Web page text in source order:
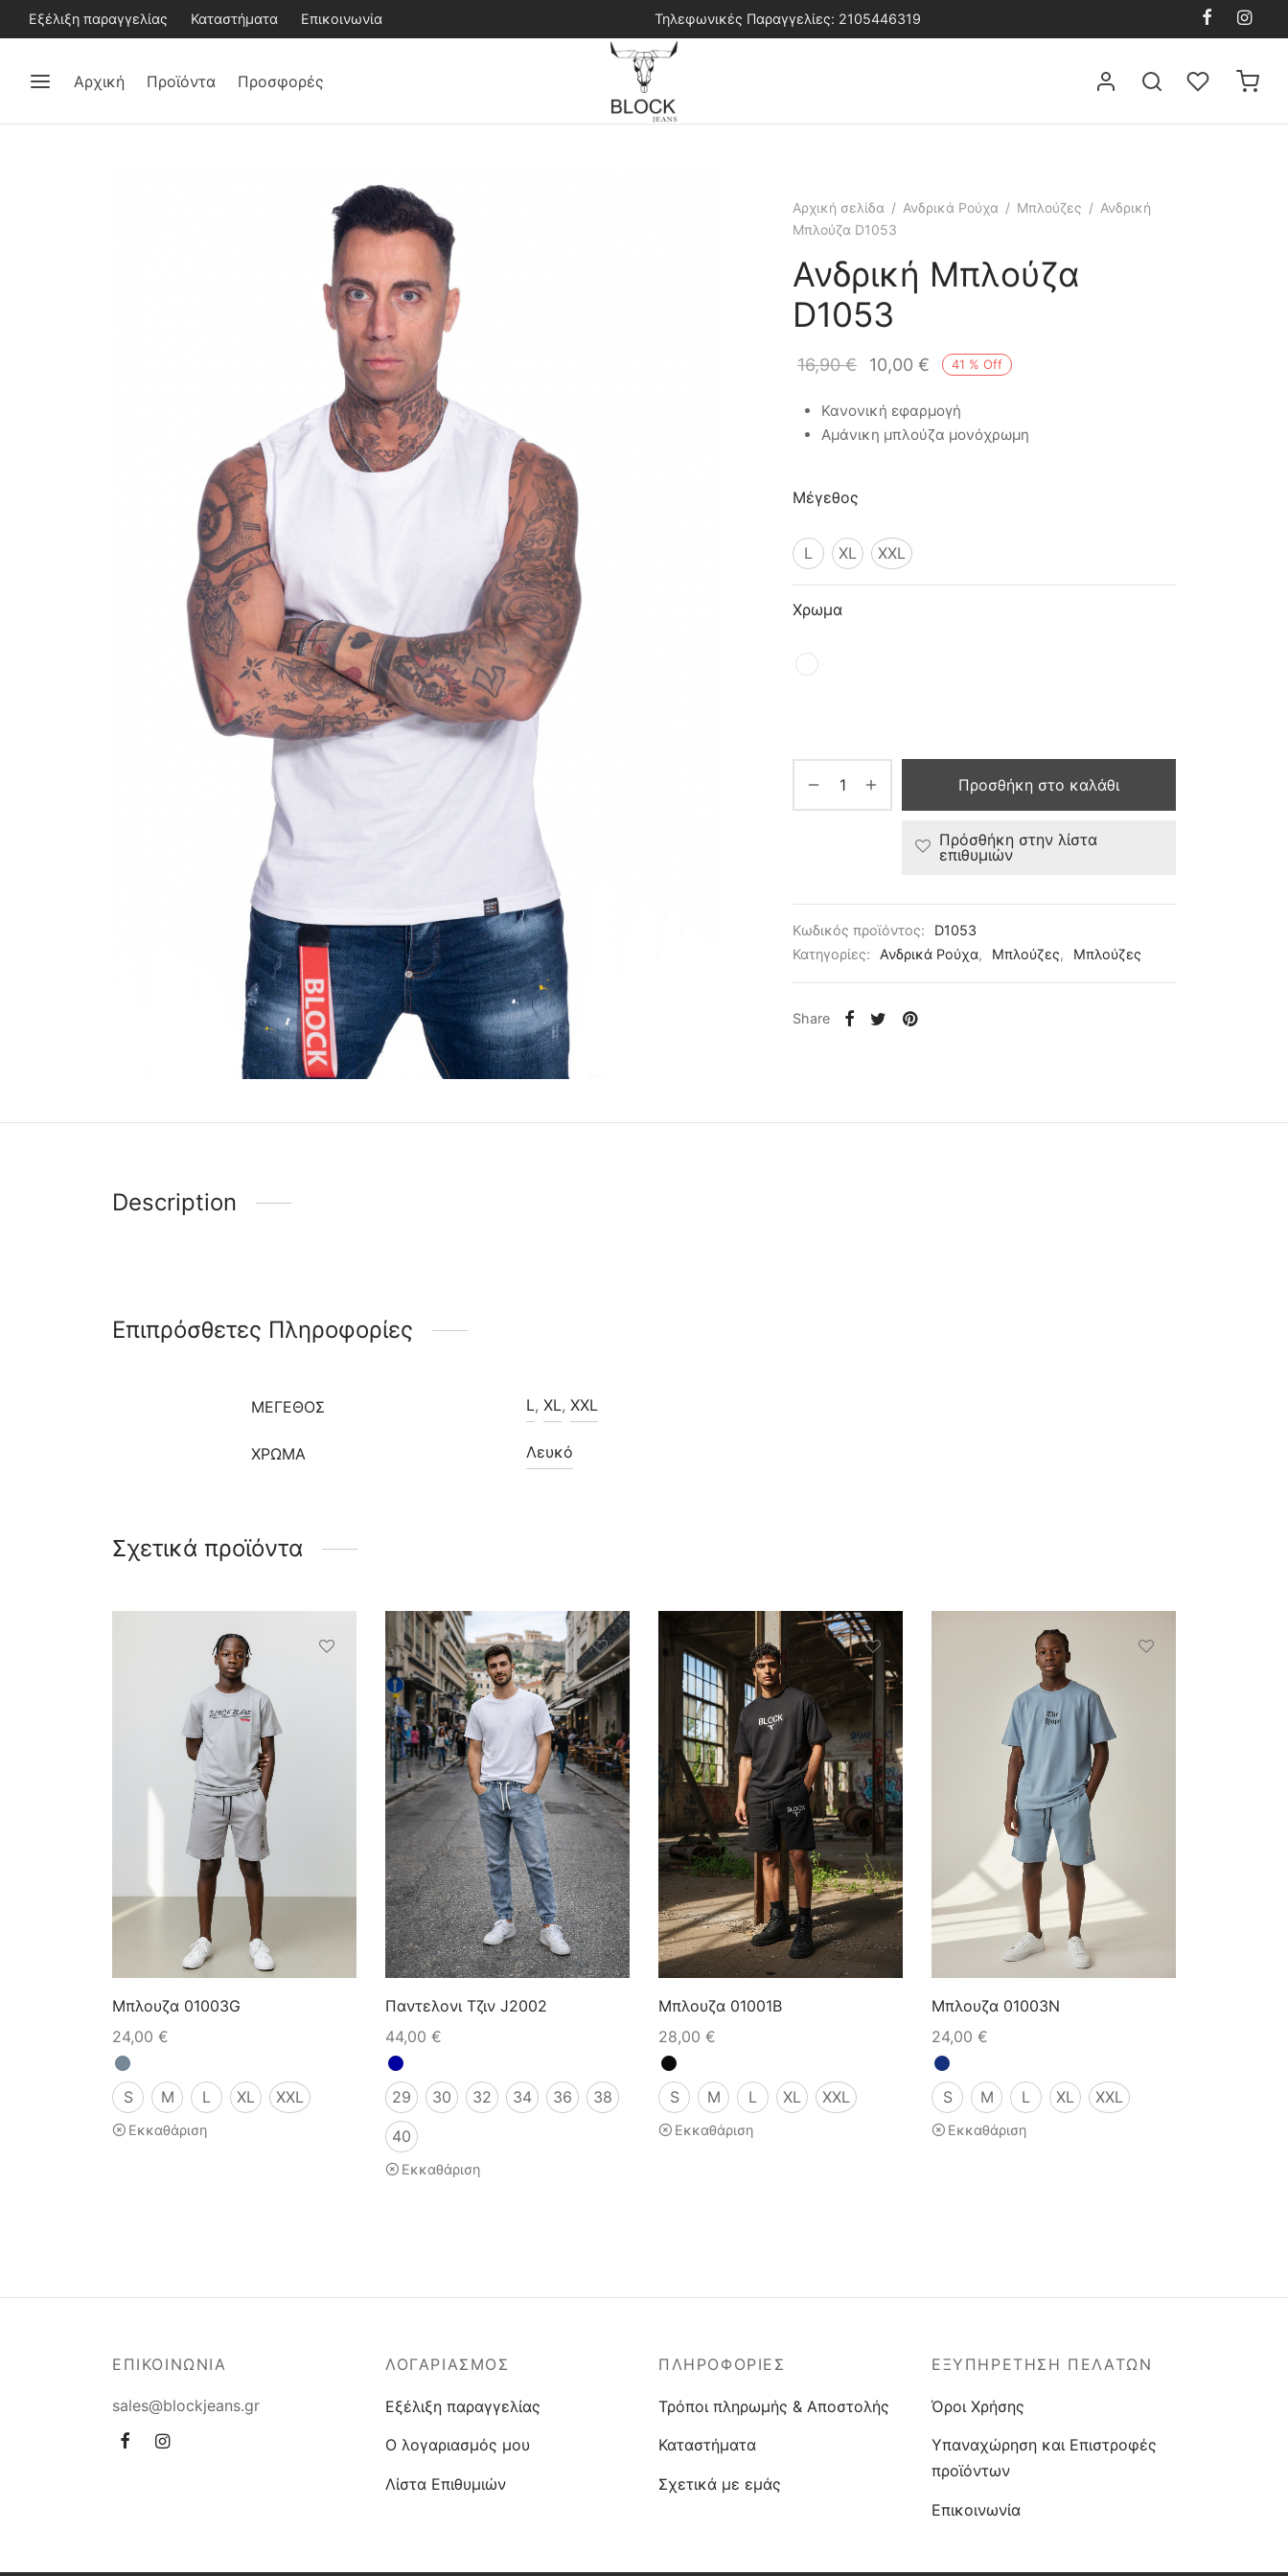
Εξέλιξη παραγγελίας Καταστήματα Επικοινωνία Τηλεφωνικές Παραγγελίες: 2105446319
Αρχική Προϊόντα Προσφορές
Αρχική σελίδα / Ανδρικά Ρούχα / Μπλούζες / Ανδρική
Μπλούζα D1053
Ανδρική Μπλούζα
D1053
41 % Off
16,90€ 10,00 €
Κανονική εφαρμογή
Αμάνικη μπλούζα μονόχρωμη
Μέγεθος
L XL XXL
Χρωμα
Προσθήκη στο καλάθι
Πρόσθήκη στην λίστα
επιθυμιών
Κωδικός προϊόντος:
D1053
Κατηγορίες:
Ανδρικά Ρούχα, Μπλούζες, Μπλούζες
Share
Description
Επιπρόσθετες Πληροφορίες
ΜΈΓΕΘΟΣ L, XL, XXL
ΧΡΩΜΑ Λευκό
Σχετικά προϊόντα
Μπλουζα 01003G
24,00 €
S M L XL XXL
Εκκαθάριση
Παντελονι Τζιν J2002
44,00 €
29 30 32 34 36 38
40
Εκκαθάριση
Μπλουζα 01001B
28,00 €
S M L XL XXL
Εκκαθάριση
Μπλουζα 01003N
24,00 €
S M L XL XXL
Εκκαθάριση
ΕΠΙΚΟΙΝΩΝΙΑ
sales@blockjeans.gr
ΛΟΓΑΡΙΑΣΜΟΣ
Εξέλιξη παραγγελίας
Ο λογαριασμός μου
Λίστα Επιθυμιών
ΠΛΗΡΟΦΟΡΙΕΣ
Τρόποι πληρωμής & Αποστολής
Καταστήματα
Σχετικά με εμάς
ΕΞΥΠΗΡΕΤΗΣΗ ΠΕΛΑΤΩΝ
Όροι Χρήσης
Υπαναχώρηση και Επιστροφές
προϊόντων
Επικοινωνία